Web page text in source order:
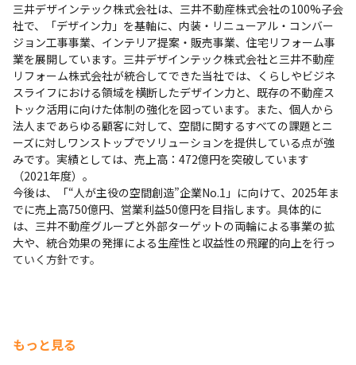
三井デザインテック株式会社は、三井不動産株式会社の100%子会
社で、「デザイン力」を基軸に、内装・リニューアル・コンバー
ジョン工事事業、インテリア提案・販売事業、住宅リフォーム事
業を展開しています。三井デザインテック株式会社と三井不動産
リフォーム株式会社が統合してできた当社では、くらしやビジネ
スライフにおける領域を横断したデザイン力と、既存の不動産ス
トック活用に向けた体制の強化を図っています。また、個人から
法人まであらゆる顧客に対して、空間に関するすべての課題とニ
ーズに対しワンストップでソリューションを提供している点が強
みです。実績としては、売上高：472億円を突破しています
（2021年度）。
今後は、「“人が主役の空間創造”企業No.1」に向けて、2025年ま
でに売上高750億円、営業利益50億円を目指します。具体的に
は、三井不動産グループと外部ターゲットの両輪による事業の拡
大や、統合効果の発揮による生産性と収益性の飛躍的向上を行っ
ていく方針です。
もっと見る